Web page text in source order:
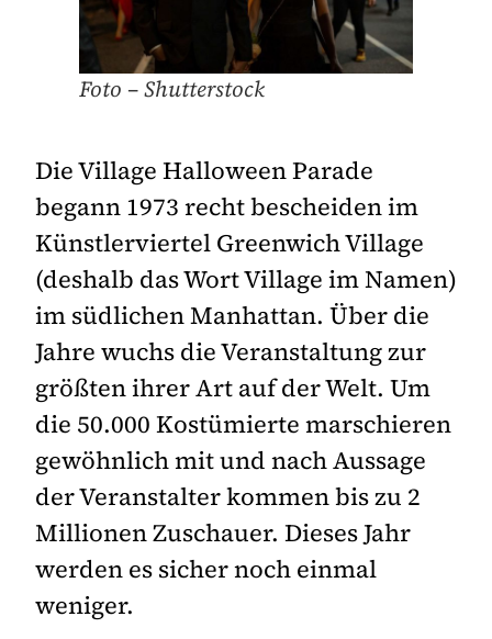
Foto – Shutterstock
Die Village Halloween Parade
begann 1973 recht bescheiden im
Künstlerviertel Greenwich Village
(deshalb das Wort Village im Namen)
im südlichen Manhattan. Über die
Jahre wuchs die Veranstaltung zur
größten ihrer Art auf der Welt. Um
die 50.000 Kostümierte marschieren
gewöhnlich mit und nach Aussage
der Veranstalter kommen bis zu 2
Millionen Zuschauer. Dieses Jahr
werden es sicher noch einmal
weniger.